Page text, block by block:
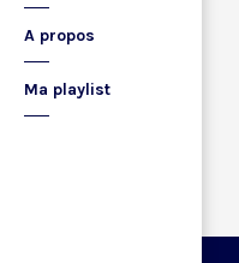
A propos
Ma playlist